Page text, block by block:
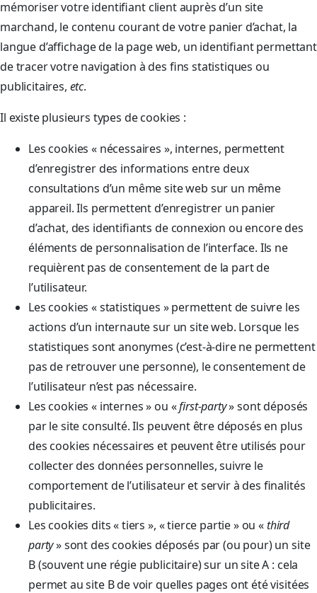
mémoriser votre identifiant client auprès d’un site
marchand, le contenu courant de votre panier d’achat, la
langue d’affichage de la page web, un identifiant permettant
de tracer votre navigation à des fins statistiques ou
publicitaires, etc.
Il existe plusieurs types de cookies :
Les cookies « nécessaires », internes, permettent
d’enregistrer des informations entre deux
consultations d’un même site web sur un même
appareil. Ils permettent d’enregistrer un panier
d’achat, des identifiants de connexion ou encore des
éléments de personnalisation de l’interface. Ils ne
requièrent pas de consentement de la part de
l’utilisateur.
Les cookies « statistiques » permettent de suivre les
actions d’un internaute sur un site web. Lorsque les
statistiques sont anonymes (c’est-à-dire ne permettent
pas de retrouver une personne), le consentement de
l’utilisateur n’est pas nécessaire.
Les cookies « internes » ou «first-party» sont déposés
par le site consulté. Ils peuvent être déposés en plus
des cookies nécessaires et peuvent être utilisés pour
collecter des données personnelles, suivre le
comportement de l’utilisateur et servir à des finalités
publicitaires.
Les cookies dits « tiers », « tierce partie » ou «third
party» sont des cookies déposés par (ou pour) un site
B (souvent une régie publicitaire) sur un site A : cela
permet au site B de voir quelles pages ont été visitées